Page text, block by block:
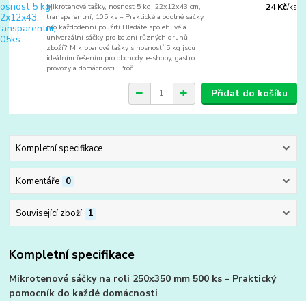
Mikrotenové tašky, nosnost 5 kg, 22x12x43 cm,
transparentní, 105 ks – Praktické a odolné sáčky
pro každodenní použití Hledáte spolehlivé a
univerzální sáčky pro balení různých druhů
zboží? Mikrotenové tašky s nosností 5 kg jsou
ideálním řešením pro obchody, e-shopy, gastro
provozy a domácnosti. Proč...
24 Kč/ks
Přidat do košíku
Kompletní specifikace
Komentáře 0
Související zboží 1
Kompletní specifikace
Mikrotenové sáčky na roli 250x350 mm 500 ks – Praktický
pomocník do každé domácnosti